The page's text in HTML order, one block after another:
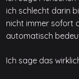
ich schlecht darin
nicht immer sofort
automatisch
Ich sage das